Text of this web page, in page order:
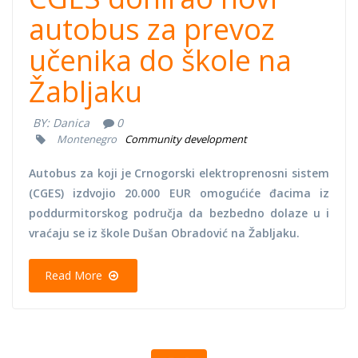
autobus za prevoz
učenika do škole na
Žabljaku
BY: Danica 0
Montenegro Community development
Autobus za koji je Crnogorski elektroprenosni sistem
(CGES) izdvojio 20.000 EUR omogućiće đacima iz
poddurmitorskog područja da bezbedno dolaze u i
vraćaju se iz škole Dušan Obradović na Žabljaku.
Read More